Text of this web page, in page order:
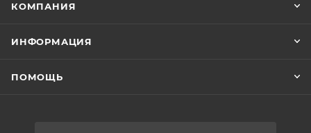
КОМПАНИЯ
ИНФОРМАЦИЯ
ПОМОЩЬ